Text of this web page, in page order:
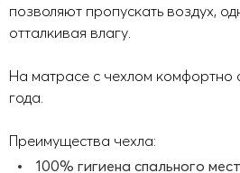
позволяют пропускать воздух,
отталкивая влагу.
На матрасе с чехлом комфортно
года.
Преимущества чехла:
100% гигиена спального